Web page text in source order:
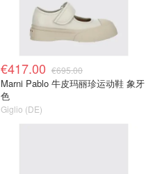
€417.00 €695.00
Marni Pablo 牛皮玛丽珍运动鞋 象牙
色
Giglio (DE)